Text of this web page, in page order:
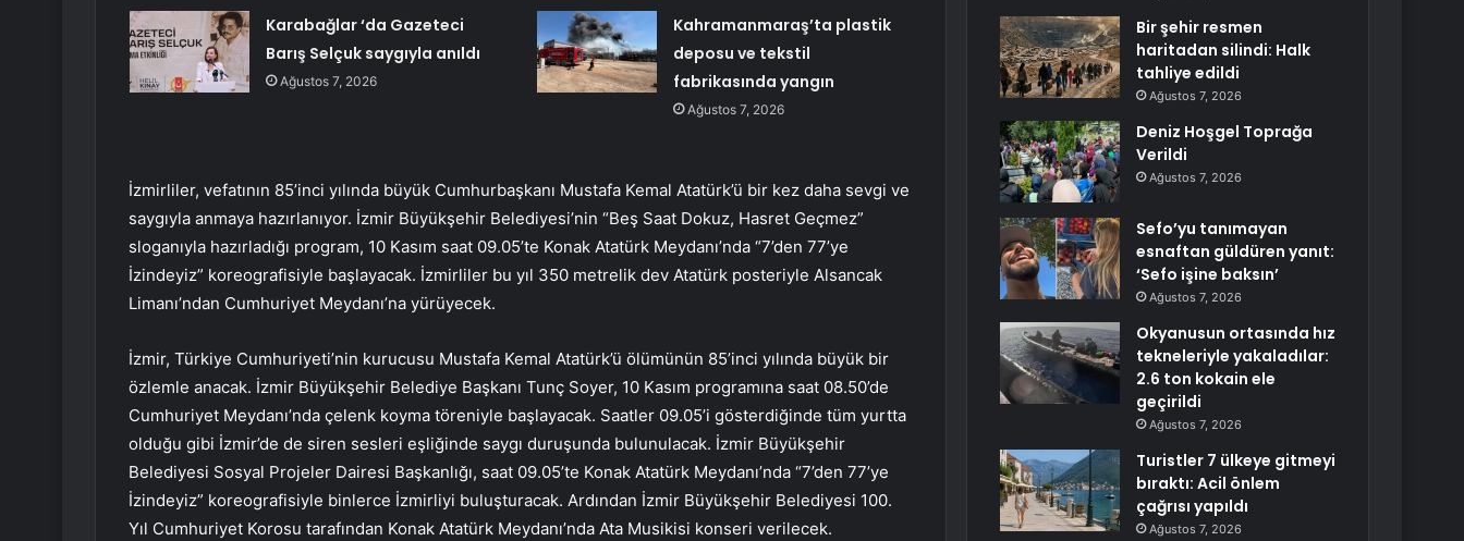
Karabağlar ‘da Gazeteci
Barış Selçuk saygıyla anıldı
Ağustos 7, 2026
Kahramanmaraş’ta plastik
deposu ve tekstil
fabrikasında yangın
Ağustos 7, 2026
İzmirliler, vefatının 85’inci yılında büyük Cumhurbaşkanı Mustafa Kemal Atatürk’ü bir kez daha sevgi ve
saygıyla anmaya hazırlanıyor. İzmir Büyükşehir Belediyesi’nin “Beş Saat Dokuz, Hasret Geçmez”
sloganıyla hazırladığı program, 10 Kasım saat 09.05’te Konak Atatürk Meydanı’nda “7’den 77’ye
İzindeyiz” koreografisiyle başlayacak. İzmirliler bu yıl 350 metrelik dev Atatürk posteriyle Alsancak
Limanı’ndan Cumhuriyet Meydanı’na yürüyecek.
İzmir, Türkiye Cumhuriyeti’nin kurucusu Mustafa Kemal Atatürk’ü ölümünün 85’inci yılında büyük bir
özlemle anacak. İzmir Büyükşehir Belediye Başkanı Tunç Soyer, 10 Kasım programına saat 08.50’de
Cumhuriyet Meydanı’nda çelenk koyma töreniyle başlayacak. Saatler 09.05’i gösterdiğinde tüm yurtta
olduğu gibi İzmir’de de siren sesleri eşliğinde saygı duruşunda bulunulacak. İzmir Büyükşehir
Belediyesi Sosyal Projeler Dairesi Başkanlığı, saat 09.05’te Konak Atatürk Meydanı’nda “7’den 77’ye
İzindeyiz” koreografisiyle binlerce İzmirliyi buluşturacak. Ardından İzmir Büyükşehir Belediyesi 100.
Yıl Cumhuriyet Korosu tarafından Konak Atatürk Meydanı’nda Ata Musikisi konseri verilecek.
Bir şehir resmen
haritadan silindi: Halk
tahliye edildi
Ağustos 7, 2026
Deniz Hoşgel Toprağa
Verildi
Ağustos 7, 2026
Sefo’yu tanımayan
esnaftan güldüren yanıt:
‘Sefo işine baksın’
Ağustos 7, 2026
Okyanusun ortasında hız
tekneleriyle yakaladılar:
2.6 ton kokain ele
geçirildi
Ağustos 7, 2026
Turistler 7 ülkeye gitmeyi
bıraktı: Acil önlem
çağrısı yapıldı
Ağustos 7, 2026